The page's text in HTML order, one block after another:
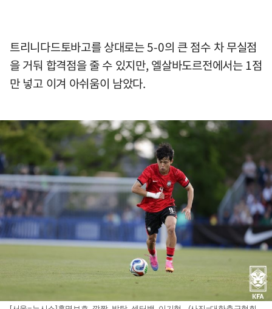
트리니다드토바고를 상대로는 5-0의 큰 점수 차 무실점
을 거둬 합격점을 줄 수 있지만, 엘살바도르전에서는 1점
만 넣고 이겨 아쉬움이 남았다.